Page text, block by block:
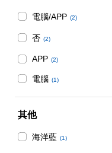
電腦/APP (2)
否 (2)
APP (2)
電腦 (1)
其他
海洋藍 (1)